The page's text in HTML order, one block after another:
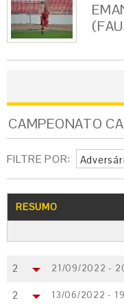
CAMPEONATO
FILTRE POR:
RESUMO
2 21/09/2022 -
2
13/06/2022 -